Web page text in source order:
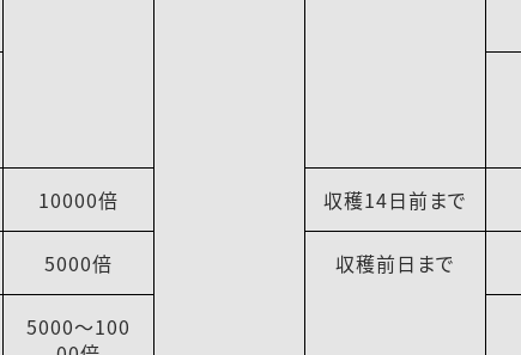
10000倍 収穫14日前まで
5000倍 収穫前日まで
5000～100